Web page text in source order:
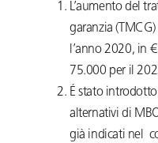
L’aumento del
garanzia
l’anno 2020, in
75.000 per il
É stato
alternativi di
già indicati nel